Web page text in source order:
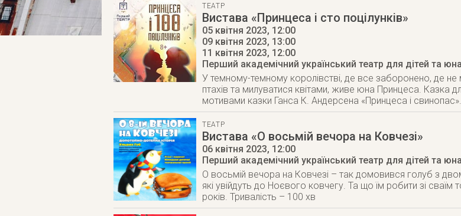
ТЕАТР
Вистава «Принцеса і сто поцілунків»
05 квітня 2023, 12:00
09 квітня 2023, 13:00
11 квітня 2023, 12:00
Перший академічний український театр для дітей та
У темному-темному королівстві, де все заборонено, де
птахів та милуватися квітами, живе юна Принцеса. Казка
мотивами казки Ганса К. Андерсена «Принцеса і
ТЕАТР
Вистава «О восьмій вечора на Ковчезі»
06 квітня 2023, 12:00
Перший академічний український театр для дітей та
О восьмій вечора на Ковчезі – так домовився голуб з
які увійдуть до Ноєвого ковчегу. Та що їм робити зі сваїм
років. Тривалість – 100 хв